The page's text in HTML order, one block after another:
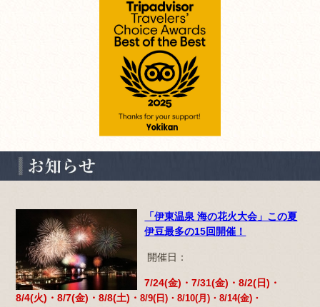
「伊東温泉 海の花火大会」この夏
伊豆最多の15回開催！
開催日：
7/24(金)・7/31(金)・8/2(日)・
8/4(火)・8/7(金)・8/8(土)・8/9(日) ・8/10(月)・8/14(金)・